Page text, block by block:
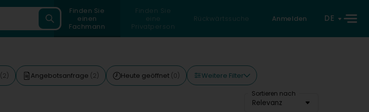
Finden Sie
einen
Fachmann
Finden Sie
eine
Privatperson
Rückwärtssuche Anmelden DE
(2) Angebotsanfrage (2) Heute geöffnet (0) Weitere Filter
Sortieren nach
Relevanz